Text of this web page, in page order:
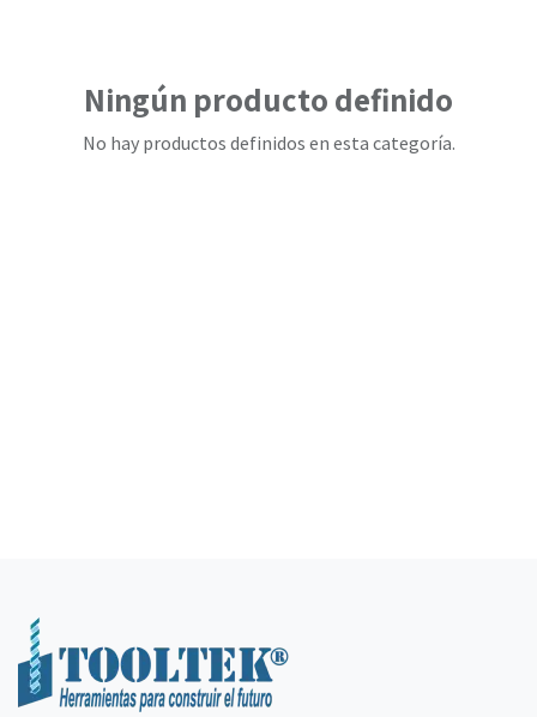
Ningún producto definido
No hay productos definidos en esta categoría.